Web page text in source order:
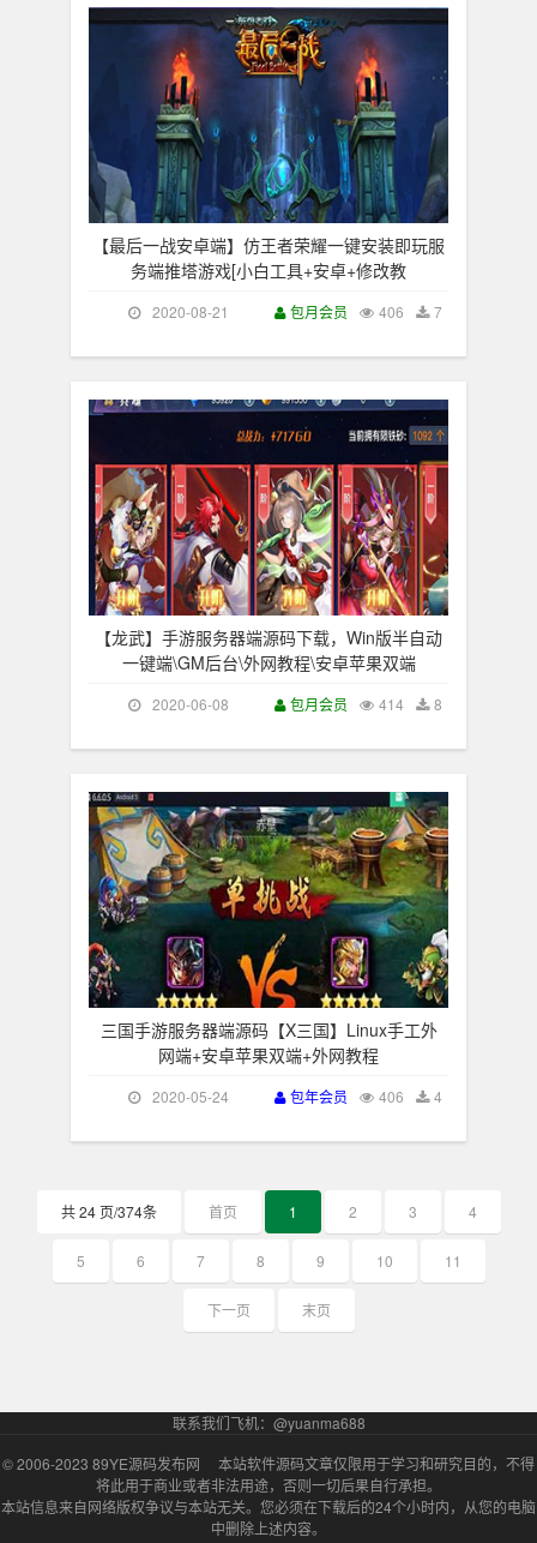
【最后一战安卓端】仿王者荣耀一键安装即玩服
务端推塔游戏[小白工具+安卓+修改教
2020-08-21 7
406
包月会员
【龙武】手游服务器端源码下载，Win版半自动
一键端\GM后台\外网教程\安卓苹果双端
2020-06-08 8
414
包月会员
三国手游服务器端源码【X三国】Linux手工外
网端+安卓苹果双端+外网教程
2020-05-24 4
406
包年会员
共 24 页/374条 首页 1 2 3 4
5 6 7 8 9 10 11
下一页 末页
联系我们飞机：@yuanma688
© 2006-2023 89YE源码发布网 本站软件源码文章仅限用于学习和研究目的，不得
将此用于商业或者非法用途，否则一切后果自行承担。
本站信息来自网络版权争议与本站无关。您必须在下载后的24个小时内，从您的电脑
中删除上述内容。